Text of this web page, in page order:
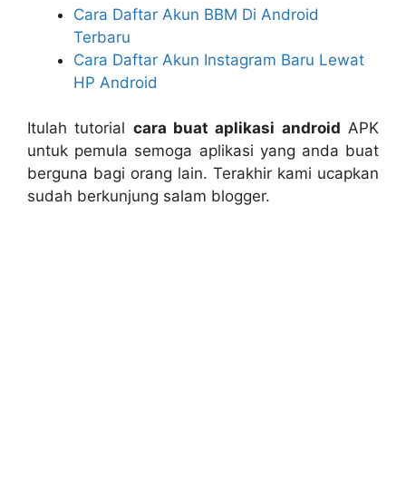
Cara Daftar Akun BBM Di Android
Terbaru
Cara Daftar Akun Instagram Baru Lewat
HP Android
Itulah tutorial cara buat aplikasi android APK
untuk pemula semoga aplikasi yang anda buat
berguna bagi orang lain. Terakhir kami ucapkan
sudah berkunjung salam blogger.